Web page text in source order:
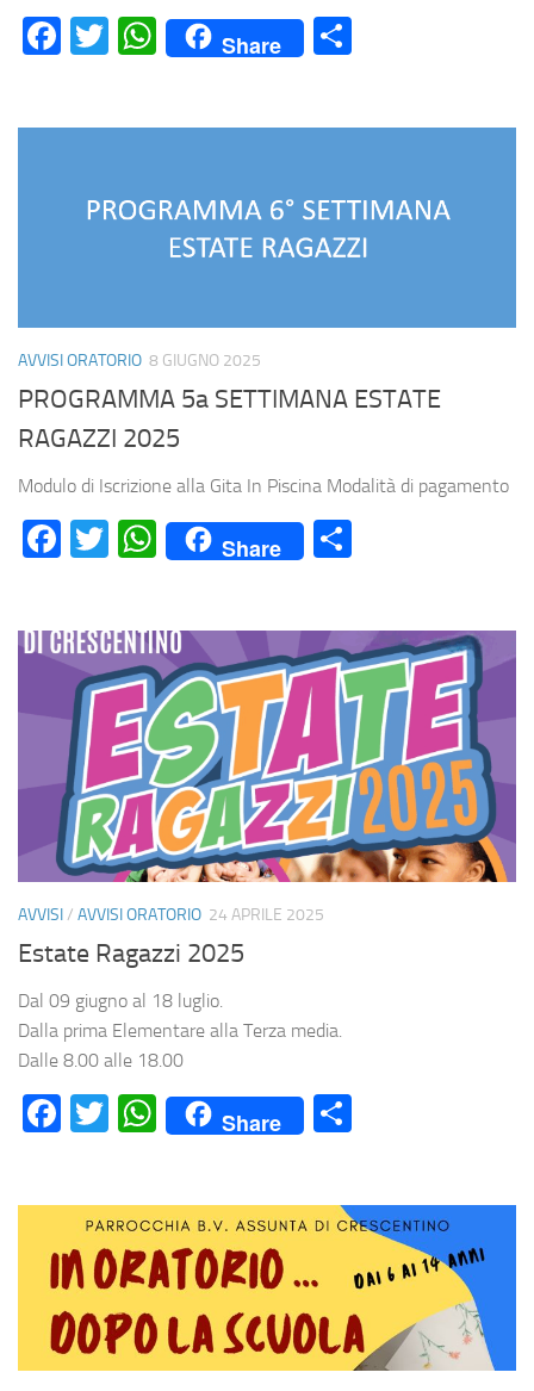
Facebook
Twitter
WhatsApp
Share
AVVISI ORATORIO 8 GIUGNO 2025
PROGRAMMA 5a SETTIMANA ESTATE
RAGAZZI 2025
Modulo di Iscrizione alla Gita In Piscina Modalità di pagamento
Facebook
Twitter
WhatsApp
Share
AVVISI/ AVVISI ORATORIO 24 APRILE 2025
Estate Ragazzi 2025
Dal 09 giugno al 18 luglio.
Dalla prima Elementare alla Terza media.
Dalle 8.00 alle 18.00
Facebook
Twitter
WhatsApp
Share